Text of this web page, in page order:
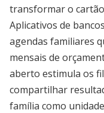
transformar o
Aplicativos de
agendas familiares
mensais de
aberto estimula os
compartilhar
família como